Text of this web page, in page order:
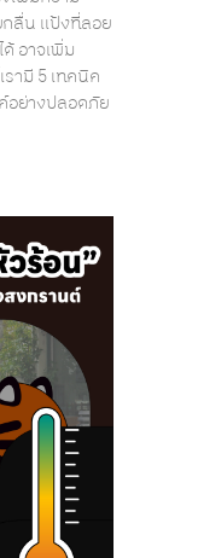
กลื่น แป้งที่ลอย
อาจเพิ่ม
รามี 5 เทคนิค
อย่างปลอดภัย